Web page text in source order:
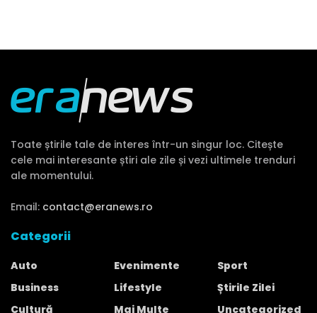
Toate știrile tale de interes într-un singur loc. Citește
cele mai interesante știri ale zile și vezi ultimele trenduri
ale momentului.
Email: contact@eranews.ro
Categorii
Auto
Business
Cultură
Evenimente
Lifestyle
Mai Multe
Sport
Știrile Zilei
Uncategorized